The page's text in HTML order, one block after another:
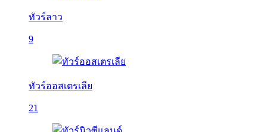
ทัวร์ลาว
9
ทัวร์ออสเตรเลีย
21